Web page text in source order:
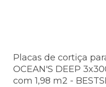
Placas de cortiça
OCEAN'S DEEP
com 1,98 m2 -